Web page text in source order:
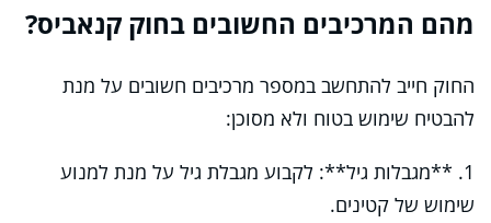
מהם המרכיבים החשובים בחוק קנאביס?
החוק חייב להתחשב במספר מרכיבים חשובים על מנת
להבטיח שימוש בטוח ולא מסוכן:
1. **מגבלות גיל**: לקבוע מגבלת גיל על מנת למנוע
שימוש של קטינים.